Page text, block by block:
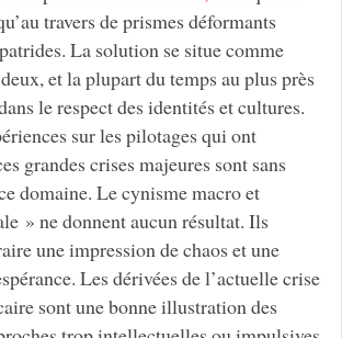
travers de prismes déformants
La solution se situe comme
et la plupart du temps au plus près
le respect des identités et cultures.
sur les pilotages qui ont
grandes crises majeures sont sans
domaine. Le cynisme macro et
» ne donnent aucun résultat. Ils
une impression de chaos et une
Les dérivées de l’actuelle crise
sont une bonne illustration des